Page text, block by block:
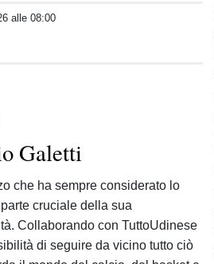
alle 08:00
Galetti
che ha sempre considerato lo
cruciale della sua
Collaborando con TuttoUdinese
di seguire da vicino tutto ciò